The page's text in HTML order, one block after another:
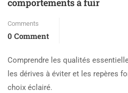
comportements à fuir
Comments
0 Comment
Comprendre les qualités
les dérives à éviter et les repères
choix éclairé.